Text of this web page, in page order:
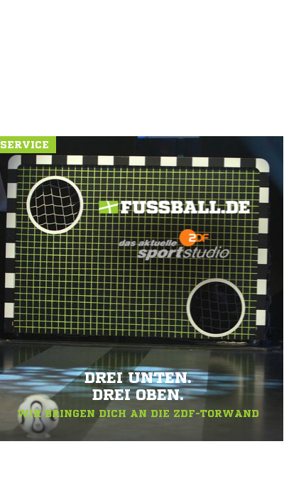
SERVICE
DREI UNTEN.
DREI OBEN.
WIR BRINGEN DICH AN DIE ZDF-TORWAND